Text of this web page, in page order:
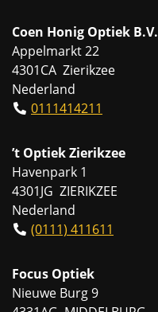
Coen Honig Optiek B.V.
Appelmarkt 22
4301CA Zierikzee
Nederland
0111414211
’t Optiek Zierikzee
Havenpark 1
4301JG ZIERIKZEE
Nederland
(0111) 411611
Focus Optiek
Nieuwe Burg 9